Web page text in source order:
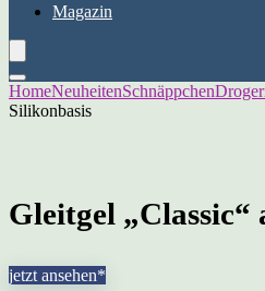
Magazin
HomeNeuheitenSchnäppchen
Silikonbasis
Gleitgel „Classic“
jetzt ansehen*